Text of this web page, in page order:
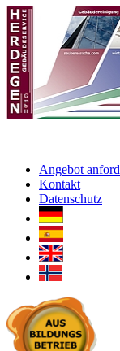
Angebot
Kontakt
Datenschutz